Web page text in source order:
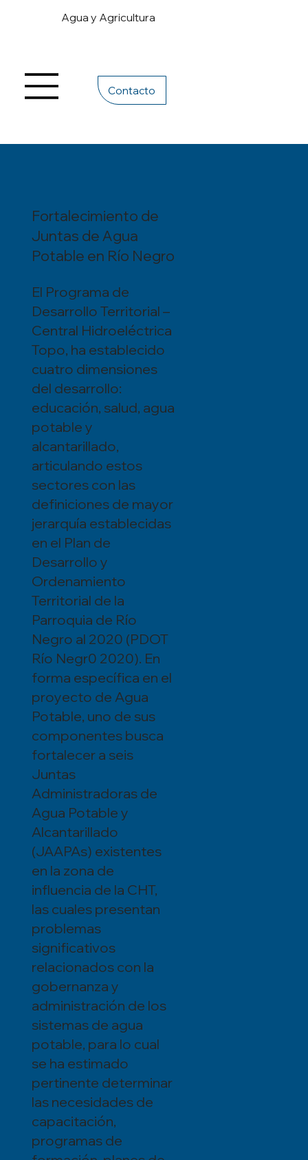
Agua y Agricultura
Contacto
Fortalecimiento de
Juntas de Agua
Potable en Río Negro
El Programa de
Desarrollo Territorial –
Central Hidroeléctrica
Topo, ha establecido
cuatro dimensiones
del desarrollo:
educación, salud, agua
potable y
alcantarillado,
articulando estos
sectores con las
definiciones de mayor
jerarquía establecidas
en el Plan de
Desarrollo y
Ordenamiento
Territorial de la
Parroquia de Río
Negro al 2020 (PDOT
Río Negr0 2020). En
forma específica en el
proyecto de Agua
Potable, uno de sus
componentes busca
fortalecer a seis
Juntas
Administradoras de
Agua Potable y
Alcantarillado
(JAAPAs) existentes
en la zona de
influencia de la CHT,
las cuales presentan
problemas
significativos
relacionados con la
gobernanza y
administración de los
sistemas de agua
potable, para lo cual
se ha estimado
pertinente determinar
las necesidades de
capacitación,
programas de